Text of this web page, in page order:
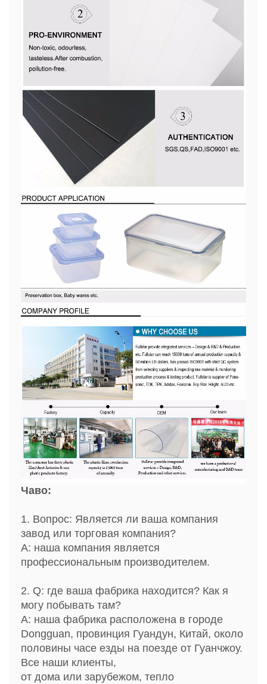
Чаво:
1. Вопрос: Является ли ваша компания
завод или торговая компания?
A: наша компания является
профессиональным производителем.
2. Q: где ваша фабрика находится? Как я
могу побывать там?
A: наша фабрика расположена в городе
Dongguan, провинция Гуандун, Китай, около
половины часе езды на поезде от Гуанчжоу.
Все наши клиенты,
от дома или зарубежом, тепло